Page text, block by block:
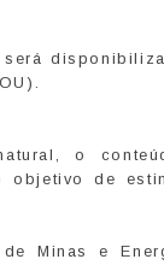
o
de
Minas e